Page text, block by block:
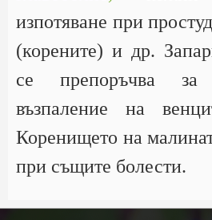
изпотяване при
(корените) и др.
се препоръчва за
възпаление на
Коренището на
при същите болести.